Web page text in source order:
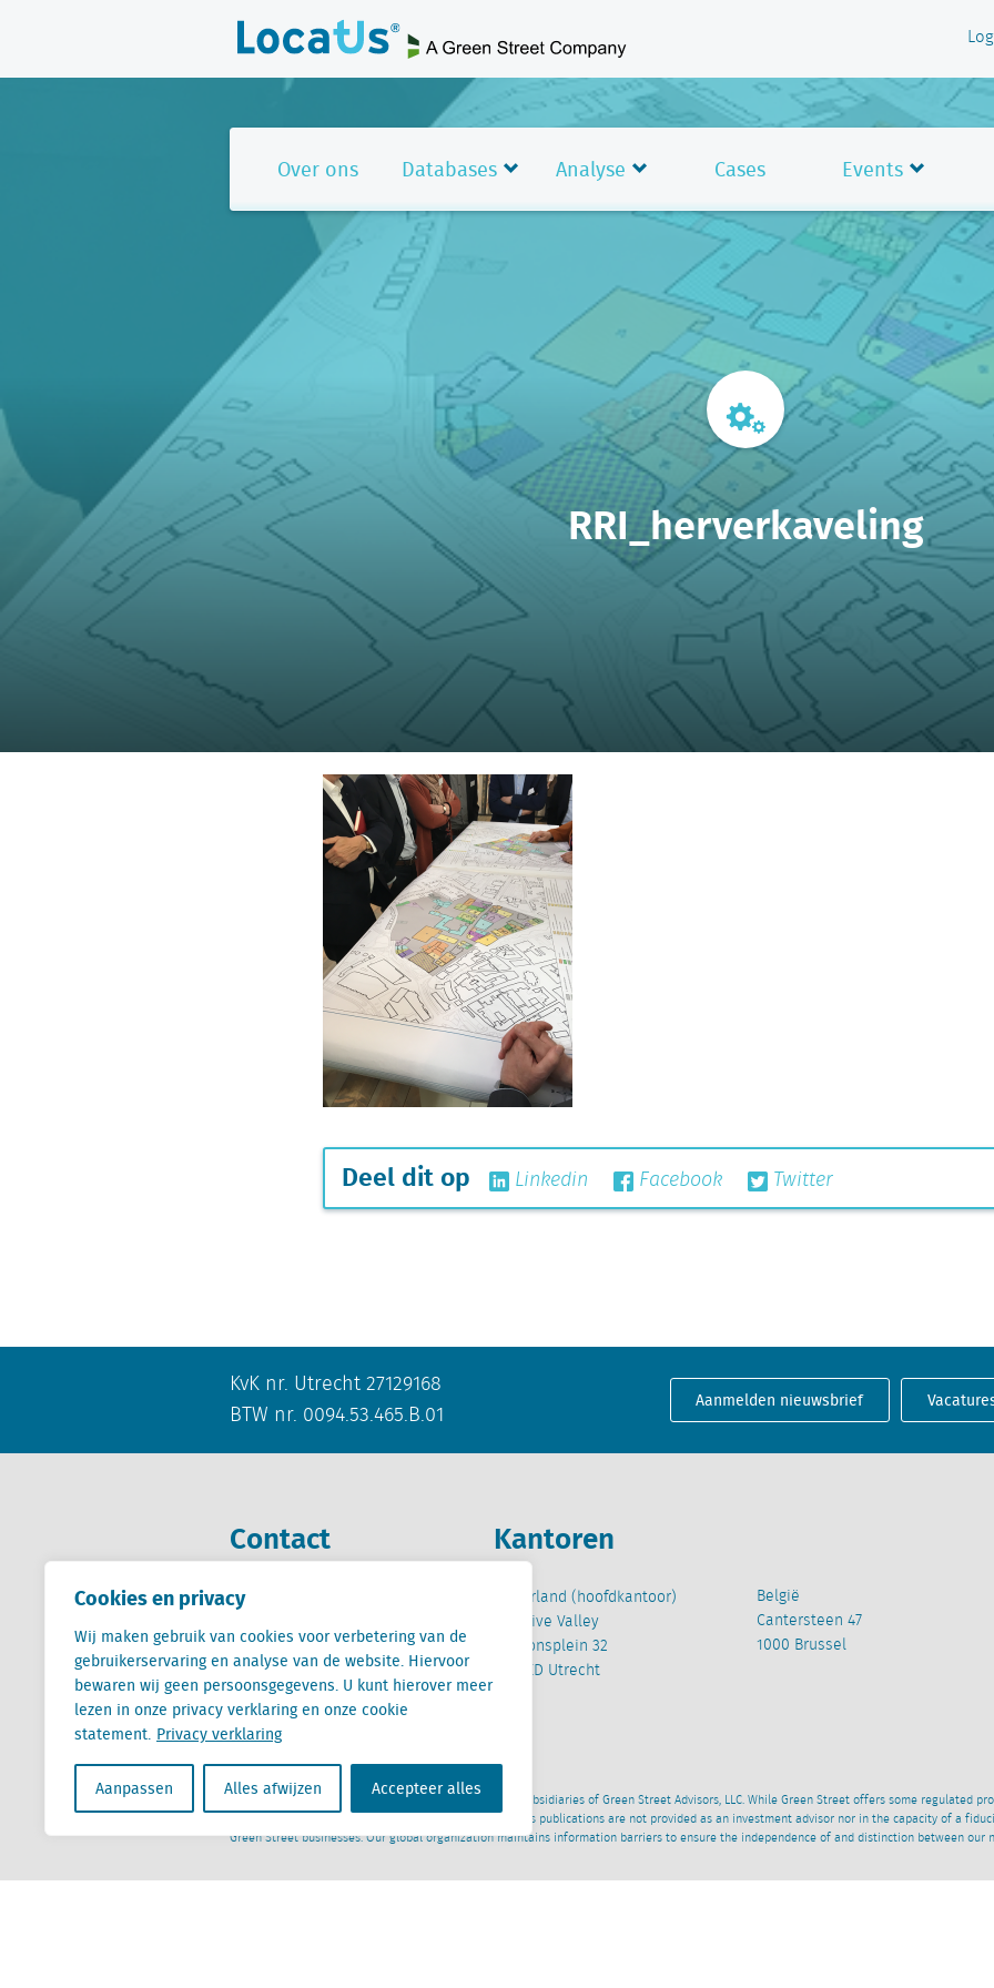
Cookies en privacy
Wij maken gebruik van cookies voor verbetering van de
gebruikerservaring en analyse van de website. Hiervoor
bewaren wij geen persoonsgegevens. U kunt hierover meer
lezen in onze privacy verklaring en onze cookie
statement. Privacy verklaring
Aanpassen Alles afwijzen Accepteer alles
Over ons Databases Analyse Cases Events
RRI_herverkaveling
Deel dit op Linkedin Facebook Twitter
KvK nr. Utrecht 27129168
BTW nr. 0094.53.465.B.01
Aanmelden nieuwsbrief
Contact
+31 (0) 85 760 3283
info@locatus.com
Kantoren
Nederland (hoofdkantoor)
Creative Valley
Stationsplein 32
3511 ED Utrecht
België
Cantersteen 47
1000 Brussel
Locatus B.V. and Locatus Belgie B.V. are wholly-owned subsidiaries of Green Street Advisors, LLC. While Green Street offers some regulated
Analytics products along with Green Street’s global News publications are not provided as an investment advisor nor in the capacity of a
Green Street businesses. Our global organization maintains information barriers to ensure the independence of and distinction between our